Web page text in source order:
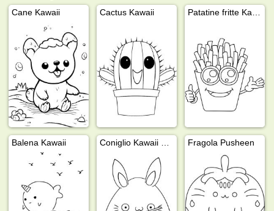
Cane Kawaii Cactus Kawaii
Balena Kawaii Fragola Pusheen